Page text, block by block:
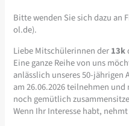
Bitte wenden Sie sich dazu an
ol.de).
Liebe Mitschülerinnen der13k
Eine ganze Reihe von uns
anlässlich unseres 50-
am 26.06.2026 teilnehmen
noch gemütlich
Wenn Ihr Interesse habt,